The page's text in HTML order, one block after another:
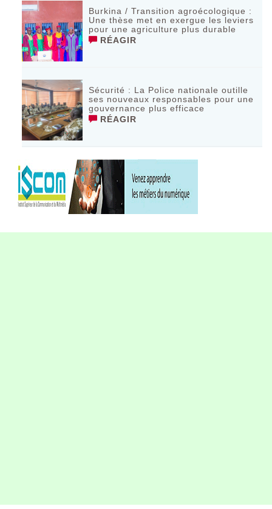
Burkina / Transition agroécologique :
Une thèse met en exergue les leviers
pour une agriculture plus durable
RÉAGIR
Sécurité : La Police nationale outille
ses nouveaux responsables pour une
gouvernance plus efficace
RÉAGIR